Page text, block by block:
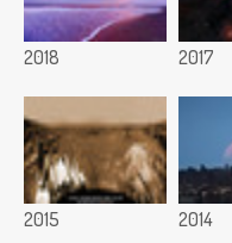
2018 2017
2015 2014